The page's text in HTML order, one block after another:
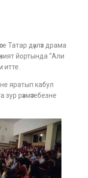
Татар дәүләт драма
йортында “Али
итте.
яратып кабул
рәхмәтебезне